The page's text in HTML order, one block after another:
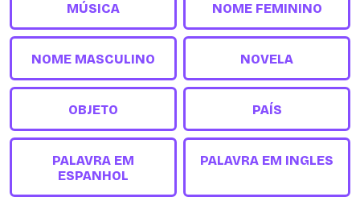
MÚSICA NOME FEMININO
NOME MASCULINO NOVELA
OBJETO PAÍS
PALAVRA EM
ESPANHOL
PALAVRA EM INGLES